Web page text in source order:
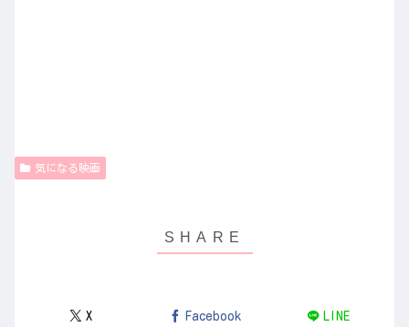
気になる映画
X Facebook LINE